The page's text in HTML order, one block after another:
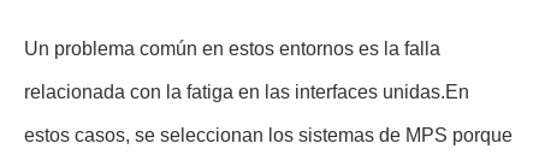
Un problema común en estos entornos es la falla
relacionada con la fatiga en las interfaces unidas.En
estos casos, se seleccionan los sistemas de MPS porque